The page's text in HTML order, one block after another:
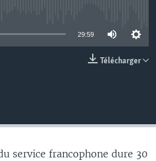
29:59
Télécharger
service francophone dure 30